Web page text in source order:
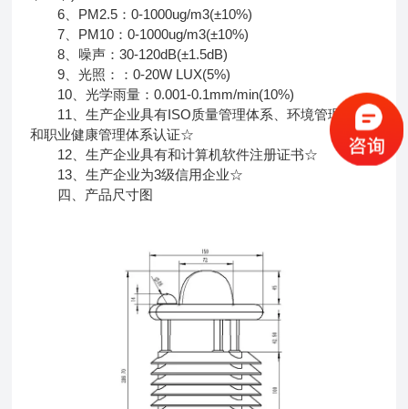
6、PM2.5：0-1000ug/m3(±10%)
7、PM10：0-1000ug/m3(±10%)
8、噪声：30-120dB(±1.5dB)
9、光照：：0-20W LUX(5%)
10、光学雨量：0.001-0.1mm/min(10%)
11、生产企业具有ISO质量管理体系、环境管理体系
和职业健康管理体系认证☆
12、生产企业具有和计算机软件注册证书☆
13、生产企业为3级信用企业☆
四、产品尺寸图